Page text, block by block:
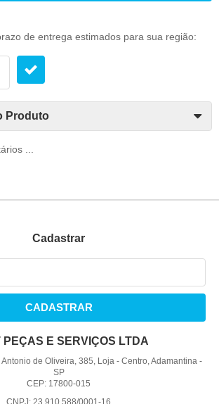
de entrega estimados para sua região:
Produto
...
Cadastrar
CADASTRAR
PEÇAS E SERVIÇOS LTDA
de Oliveira, 385, Loja- Centro, Adamantina-
SP
CEP: 17800-015
CNPJ: 23.910.588/0001-16